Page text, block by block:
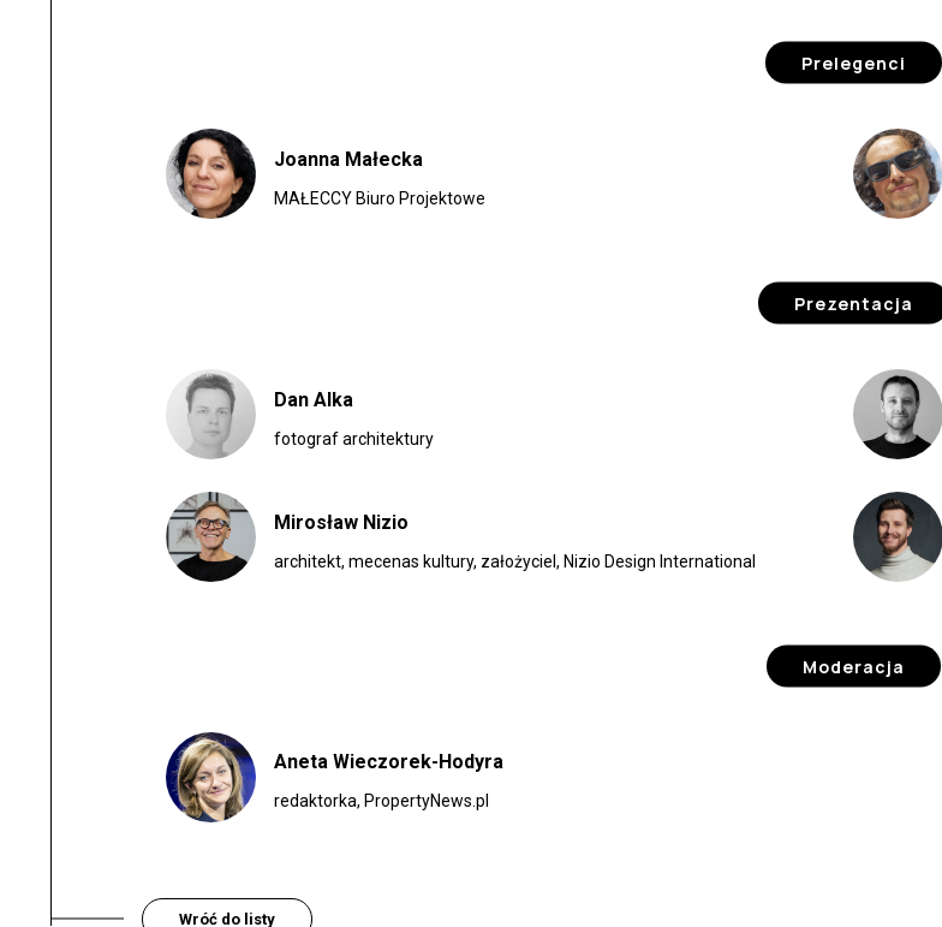
Prelegenci
Joanna Małecka
MAŁECCY Biuro Projektowe
Prezentacja
Dan Alka
fotograf architektury
Mirosław Nizio
architekt, mecenas kultury, założyciel, Nizio Design International
Moderacja
Aneta Wieczorek-Hodyra
redaktorka, PropertyNews.pl
Wróć do listy